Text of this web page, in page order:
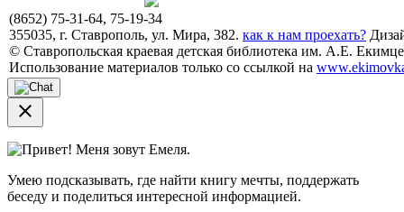
(8652) 75-31-64, 75-19-34
355035, г. Ставрополь, ул. Мира, 382. как к нам проехать?
© Ставропольская краевая детская библиотека им. А.Е.
Использование материалов только со ссылкой на
close
Привет! Меня зовут Емеля.
Умею подсказывать, где найти книгу мечты, поддержать
беседу и поделиться интересной информацией.